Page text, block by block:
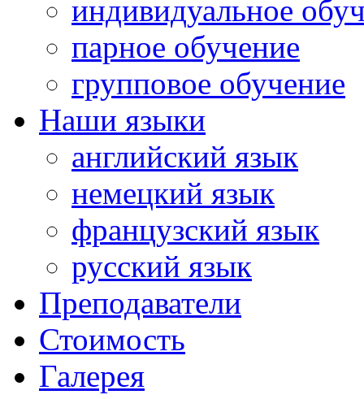
индивидуальное
парное обучение
групповое обучение
Наши языки
английский язык
немецкий язык
французский язык
русский язык
Преподаватели
Стоимость
Галерея